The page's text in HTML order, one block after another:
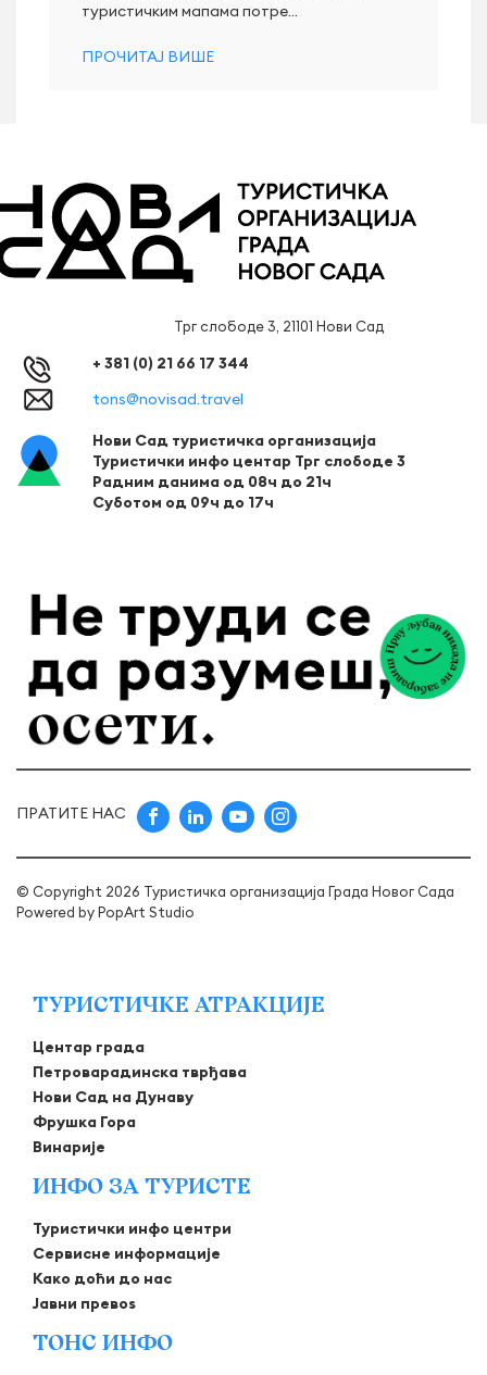
туристичким мапама потре...
ПРОЧИТАЈ ВИШЕ
Трг слободе 3, 21101 Нови Сад
+ 381 (0) 21 66 17 344
tons@novisad.travel
Нови Сад туристичка организација
Туристички инфо центар Трг слободе 3
Радним данима од 08ч до 21ч
Суботом од 09ч до 17ч
ПРАТИТЕ НАС
© Copyright 2026 Туристичка организација Града Новог Сада
Powered byPopArt Studio
ТУРИСТИЧКЕ АТРАКЦИЈЕ
Центар града
Петроварадинска тврђава
Нови Сад на Дунаву
Фрушка Гора
Винарије
ИНФО ЗА ТУРИСТЕ
Туристички инфо центри
Сервисне информације
Како доћи до нас
Јавни превоѕ
ТОНС ИНФО